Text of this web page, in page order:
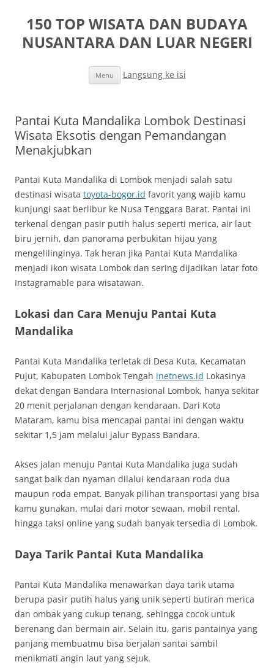
150 TOP WISATA DAN BUDAYA
NUSANTARA DAN LUAR NEGERI
Menu Langsung ke isi
Pantai Kuta Mandalika Lombok Destinasi
Wisata Eksotis dengan Pemandangan
Menakjubkan
Pantai Kuta Mandalika di Lombok menjadi salah satu
destinasi wisata toyota-bogor.id favorit yang wajib kamu
kunjungi saat berlibur ke Nusa Tenggara Barat. Pantai ini
terkenal dengan pasir putih halus seperti merica, air laut
biru jernih, dan panorama perbukitan hijau yang
mengelilinginya. Tak heran jika Pantai Kuta Mandalika
menjadi ikon wisata Lombok dan sering dijadikan latar foto
Instagramable para wisatawan.
Lokasi dan Cara Menuju Pantai Kuta
Mandalika
Pantai Kuta Mandalika terletak di Desa Kuta, Kecamatan
Pujut, Kabupaten Lombok Tengah inetnews.id Lokasinya
dekat dengan Bandara Internasional Lombok, hanya sekitar
20 menit perjalanan dengan kendaraan. Dari Kota
Mataram, kamu bisa mencapai pantai ini dengan waktu
sekitar 1,5 jam melalui jalur Bypass Bandara.
Akses jalan menuju Pantai Kuta Mandalika juga sudah
sangat baik dan nyaman dilalui kendaraan roda dua
maupun roda empat. Banyak pilihan transportasi yang bisa
kamu gunakan, mulai dari motor sewaan, mobil rental,
hingga taksi online yang sudah banyak tersedia di Lombok.
Daya Tarik Pantai Kuta Mandalika
Pantai Kuta Mandalika menawarkan daya tarik utama
berupa pasir putih halus yang unik seperti butiran merica
dan ombak yang cukup tenang, sehingga cocok untuk
berenang dan bermain air. Selain itu, garis pantainya yang
panjang membuatmu bisa berjalan santai sambil
menikmati angin laut yang sejuk.